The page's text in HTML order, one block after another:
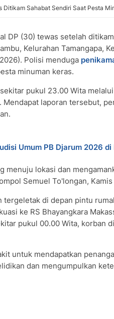
Ditikam Sahabat Sendiri Saat Pesta
DP (30) tewas setelah
Kelurahan Tamangapa,
Polisi menduga
minuman keras.
pukul 23.00 Wita
laporan tersebut,
Umum PB Djarum 2026
menuju lokasi dan
Semuel To'longan,
di depan pintu
ke RS Bhayangkara
pukul 00.00 Wita, korban
untuk mendapatkan
dan mengumpulkan